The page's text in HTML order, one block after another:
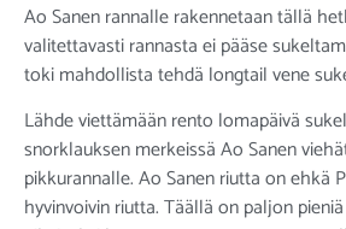
Ao Sanen rannalle rakennetaan tällä
valitettavasti rannasta ei pääse
toki mahdollista tehdä longtail vene
Lähde viettämään rento lomapäivä
snorklauksen merkeissä Ao Sanen
pikkurannalle. Ao Sanen riutta on ehkä
hyvinvoivin riutta. Täällä on paljon